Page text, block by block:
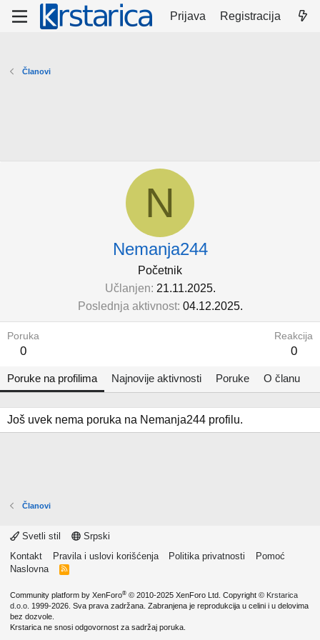
Prijava Registracija
Članovi
N
Nemanja244
Početnik
Učlanjen 21.11.2025.
Poslednja aktivnost 04.12.2025.
Poruka
0
Reakcija
0
Poruke na profilima Najnovije aktivnosti Poruke O članu
Još uvek nema poruka na Nemanja244 profilu.
Članovi
Svetli stil
Srpski
Kontakt
Pravila i uslovi korišćenja Politika privatnosti
Pomoć
Naslovna
R
Community platform by XenForo® © 2010-2025 XenForo Ltd. Copyright © Krstarica
d.o.o. 1999-2026. Sva prava zadržana. Zabranjena je reprodukcija u celini i u delovima
bez dozvole.
Krstarica ne snosi odgovornost za sadržaj poruka.